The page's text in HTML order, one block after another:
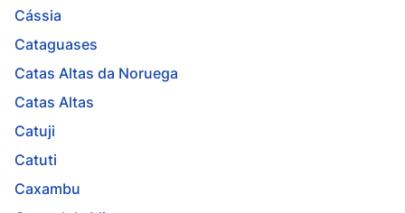
Cássia
Cataguases
Catas Altas da Noruega
Catas Altas
Catuji
Catuti
Caxambu